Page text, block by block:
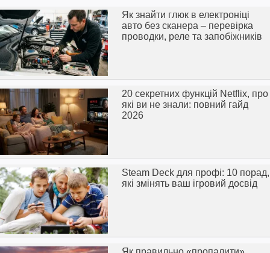
Як знайти глюк в електроніці
авто без сканера – перевірка
проводки, реле та запобіжників
20 секретних функцій Netflix, про
які ви не знали: повний гайд
2026
Steam Deck для профі: 10 порад,
які змінять ваш ігровий досвід